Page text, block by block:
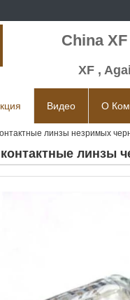
China
XF ,
Видео О
линзы незримых
линзы